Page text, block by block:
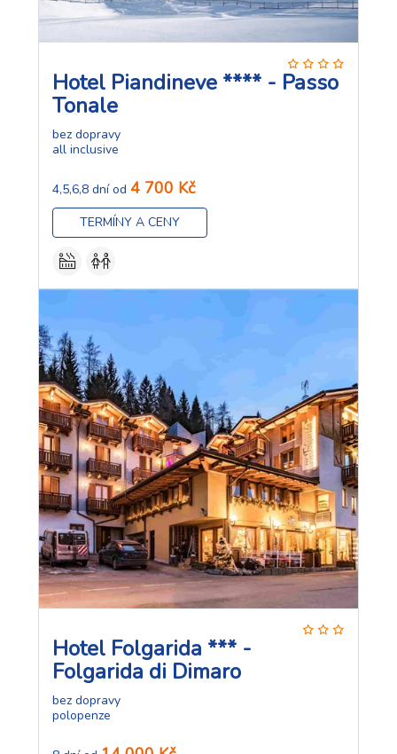
Hotel Piandineve **** - Passo
Tonale
bez dopravy
all inclusive
4,5,6,8 dní od 4 700 Kč
TERMÍNY A CENY
Hotel Folgarida *** -
Folgarida di Dimaro
bez dopravy
polopenze